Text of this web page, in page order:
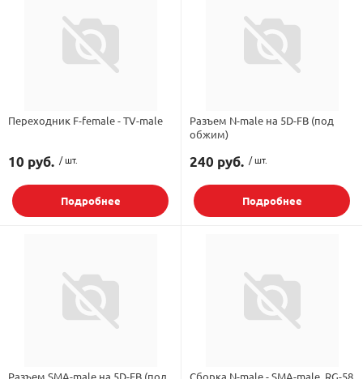
Переходник F-female - TV-male
10 руб. / шт.
Подробнее
Разъем N-male на 5D-FB (под
обжим)
240 руб. / шт.
Подробнее
Разъем SMA-male на 5D-FB (под Сборка N-male - SMA-male, RG-58